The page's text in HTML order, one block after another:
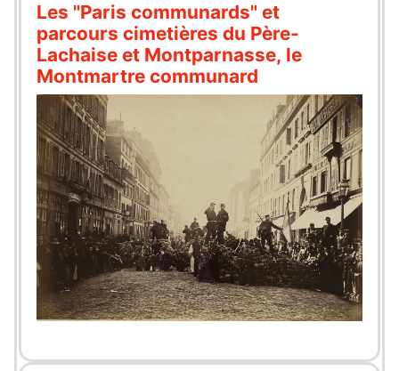
Les "Paris communards" et
parcours cimetières du Père-
Lachaise et Montparnasse, le
Montmartre communard